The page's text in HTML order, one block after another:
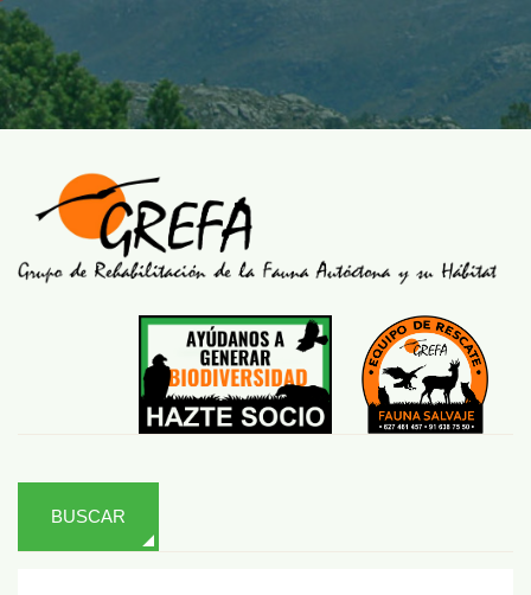
BUSCAR